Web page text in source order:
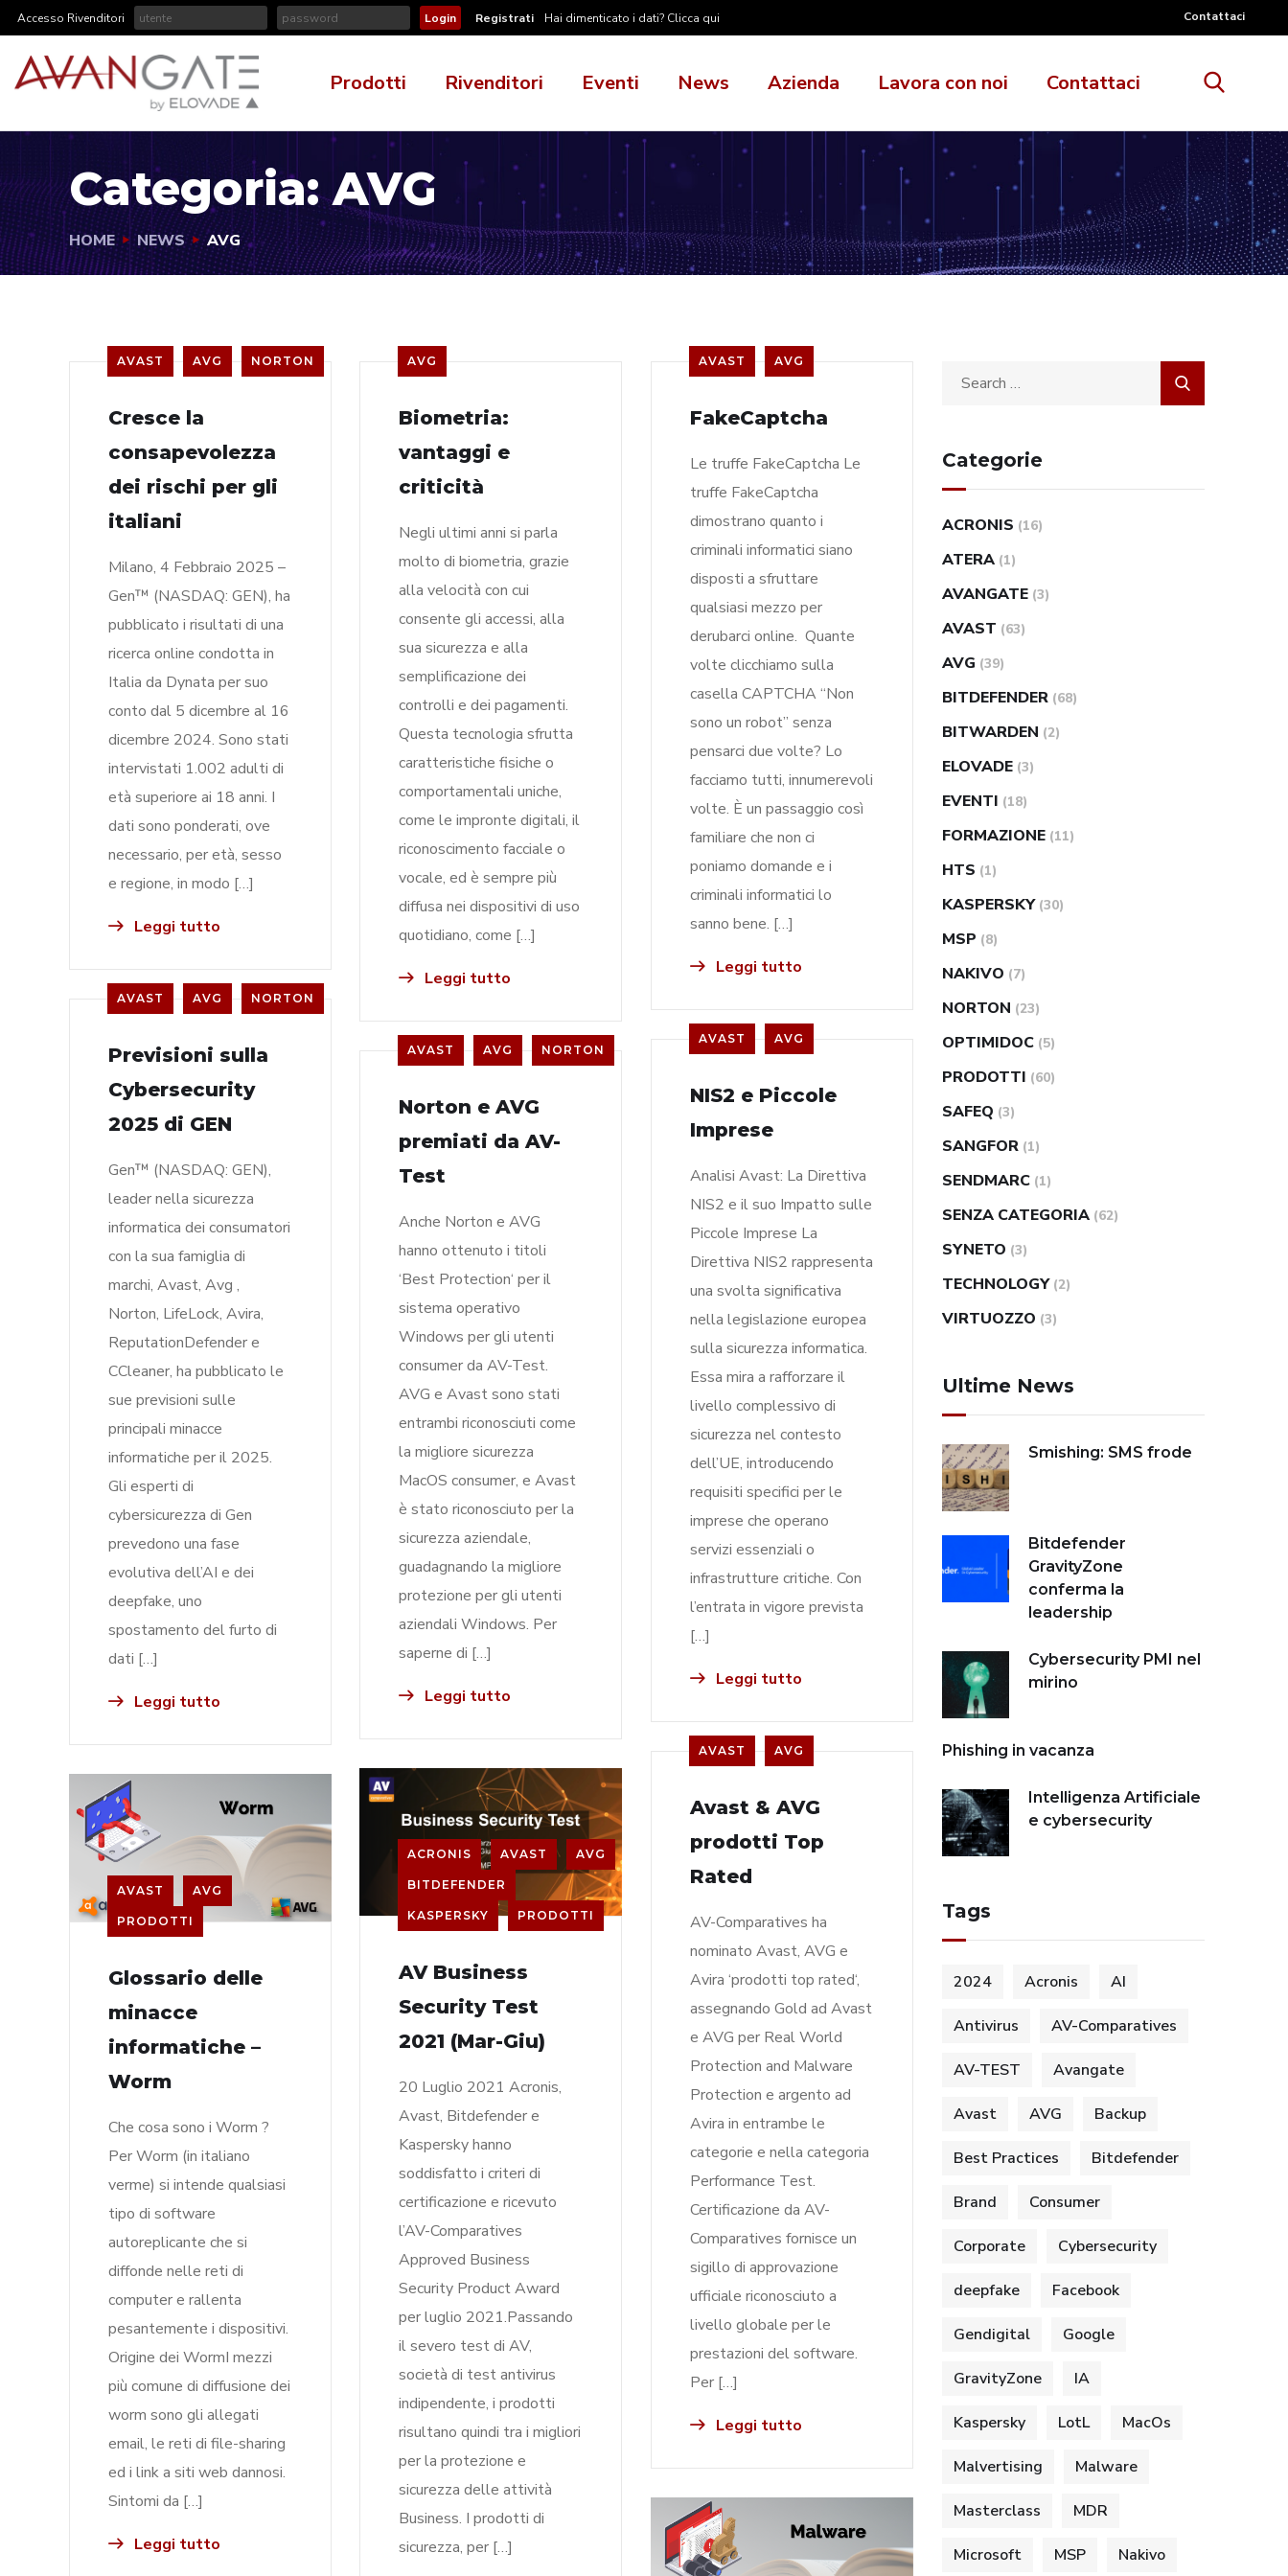
Accesso Rivenditori Registrati Hai dimenticato i dati? Clicca qui Contattaci
Prodotti Rivenditori Eventi News Azienda Lavora con noi Contattaci
Categoria:AVG
HOME NEWS AVG
AVAST AVG NORTON
Cresce la
consapevolezza
dei rischi per gli
italiani
Milano, 4 Febbraio 2025 –
Gen™ (NASDAQ: GEN), ha
pubblicato i risultati di una
ricerca online condotta in
Italia da Dynata per suo
conto dal 5 dicembre al 16
dicembre 2024. Sono stati
intervistati 1.002 adulti di
età superiore ai 18 anni. I
dati sono ponderati, ove
necessario, per età, sesso
e regione, in modo […]
Leggi tutto
AVG
Biometria:
vantaggi e
criticità
Negli ultimi anni si parla
molto di biometria, grazie
alla velocità con cui
consente gli accessi, alla
sua sicurezza e alla
semplificazione dei
controlli e dei pagamenti.
Questa tecnologia sfrutta
caratteristiche fisiche o
comportamentali uniche,
come le impronte digitali, il
riconoscimento facciale o
vocale, ed è sempre più
diffusa nei dispositivi di uso
quotidiano, come […]
Leggi tutto
AVAST AVG
FakeCaptcha
Le truffe FakeCaptcha Le
truffe FakeCaptcha
dimostrano quanto i
criminali informatici siano
disposti a sfruttare
qualsiasi mezzo per
derubarci online. Quante
volte clicchiamo sulla
casella CAPTCHA “Non
sono un robot” senza
pensarci due volte? Lo
facciamo tutti, innumerevoli
volte. È un passaggio così
familiare che non ci
poniamo domande e i
criminali informatici lo
sanno bene. […]
Leggi tutto
AVAST AVG NORTON
Previsioni sulla
Cybersecurity
2025 di GEN
Gen™ (NASDAQ: GEN),
leader nella sicurezza
informatica dei consumatori
con la sua famiglia di
marchi, Avast, Avg ,
Norton, LifeLock, Avira,
ReputationDefender e
CCleaner, ha pubblicato le
sue previsioni sulle
principali minacce
informatiche per il 2025.
Gli esperti di
cybersicurezza di Gen
prevedono una fase
evolutiva dell’AI e dei
deepfake, uno
spostamento del furto di
dati […]
Leggi tutto
AVAST AVG
NIS2 e Piccole
Imprese
Analisi Avast: La Direttiva
NIS2 e il suo Impatto sulle
Piccole Imprese La
Direttiva NIS2 rappresenta
una svolta significativa
nella legislazione europea
sulla sicurezza informatica.
Essa mira a rafforzare il
livello complessivo di
sicurezza nel contesto
dell’UE, introducendo
requisiti specifici per le
imprese che operano
servizi essenziali o
infrastrutture critiche. Con
l’entrata in vigore prevista
[…]
Leggi tutto
AVAST AVG NORTON
Norton e AVG
premiati da AV-
Test
Anche Norton e AVG
hanno ottenuto i titoli
‘Best Protection‘ per il
sistema operativo
Windows per gli utenti
consumer da AV-Test.
AVG e Avast sono stati
entrambi riconosciuti come
la migliore sicurezza
MacOS consumer, e Avast
è stato riconosciuto per la
sicurezza aziendale,
guadagnando la migliore
protezione per gli utenti
aziendali Windows. Per
saperne di […]
Leggi tutto
AVAST AVG
Avast & AVG
prodotti Top
Rated
AV-Comparatives ha
nominato Avast, AVG e
Avira ‘prodotti top rated‘,
assegnando Gold ad Avast
e AVG per Real World
Protection and Malware
Protection e argento ad
Avira in entrambe le
categorie e nella categoria
Performance Test.
Certificazione da AV-
Comparatives fornisce un
sigillo di approvazione
ufficiale riconosciuto a
livello globale per le
prestazioni del software.
Per […]
Leggi tutto
ACRONIS AVAST AVG
BITDEFENDER
KASPERSKY PRODOTTI
AV Business
Security Test
2021 (Mar-Giu)
20 Luglio 2021 Acronis,
Avast, Bitdefender e
Kaspersky hanno
soddisfatto i criteri di
certificazione e ricevuto
l’AV-Comparatives
Approved Business
Security Product Award
per luglio 2021.Passando
il severo test di AV,
società di test antivirus
indipendente, i prodotti
risultano quindi tra i migliori
per la protezione e
sicurezza delle attività
Business. I prodotti di
sicurezza, per […]
AVAST AVG
PRODOTTI
Glossario delle
minacce
informatiche –
Worm
Che cosa sono i Worm ?
Per Worm (in italiano
verme) si intende qualsiasi
tipo di software
autoreplicante che si
diffonde nelle reti di
computer e rallenta
pesantemente i dispositivi.
Origine dei WormI mezzi
più comune di diffusione dei
worm sono gli allegati
email, le reti di file-sharing
ed i link a siti web dannosi.
Sintomi da […]
Leggi tutto
Categorie
ACRONIS (16)
ATERA (1)
AVANGATE (3)
AVAST (63)
AVG (39)
BITDEFENDER (68)
BITWARDEN (2)
ELOVADE (3)
EVENTI (18)
FORMAZIONE (11)
HTS (1)
KASPERSKY (30)
MSP (8)
NAKIVO (7)
NORTON (23)
OPTIMIDOC (5)
PRODOTTI (60)
SAFEQ (3)
SANGFOR (1)
SENDMARC (1)
SENZA CATEGORIA (62)
SYNETO (3)
TECHNOLOGY (2)
VIRTUOZZO (3)
Ultime News
Smishing: SMS frode
Bitdefender
GravityZone
conferma la
leadership
Cybersecurity PMI nel
mirino
Phishing in vacanza
Intelligenza Artificiale
e cybersecurity
Tags
2024 Acronis AI
Antivirus AV-Comparatives
AV-TEST Avangate
Avast AVG Backup
Best Practices Bitdefender
Brand Consumer
Corporate Cybersecurity
deepfake Facebook
Gendigital Google
GravityZone IA
Kaspersky LotL MacOs
Malvertising Malware
Masterclass MDR
Microsoft MSP Nakivo